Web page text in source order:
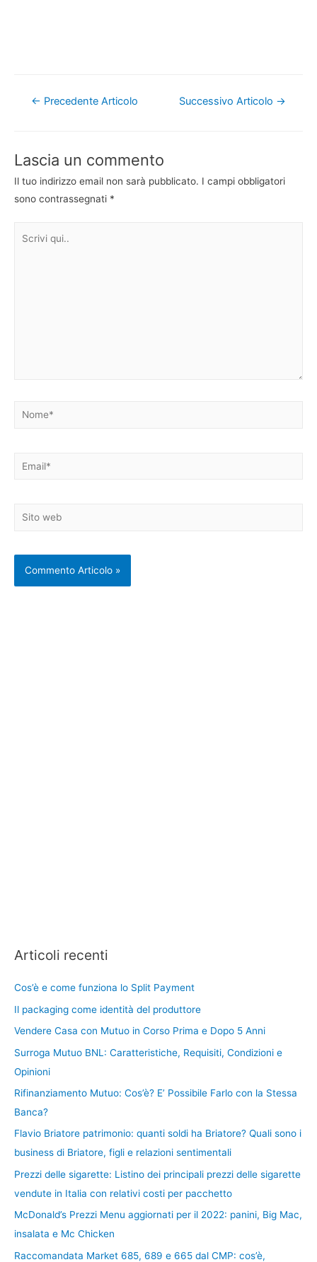
Navigazione
← Precedente Articolo Successivo Articolo →
Lascia un commento
Il tuo indirizzo email non sarà pubblicato. I campi obbligatori
sono contrassegnati *
Nome*
Email*
Sito
Articoli recenti
Cos’è e come funziona lo Split Payment
Il packaging come identità del produttore
Vendere Casa con Mutuo in Corso Prima e Dopo 5 Anni
Surroga Mutuo BNL: Caratteristiche, Requisiti, Condizioni e
Opinioni
Rifinanziamento Mutuo: Cos’è? E’ Possibile Farlo con la Stessa
Banca?
Flavio Briatore patrimonio: quanti soldi ha Briatore? Quali sono i
business di Briatore, figli e relazioni sentimentali
Prezzi delle sigarette: Listino dei principali prezzi delle sigarette
vendute in Italia con relativi costi per pacchetto
McDonald’s Prezzi Menu aggiornati per il 2022: panini, Big Mac,
insalata e Mc Chicken
Raccomandata Market 685, 689 e 665 dal CMP: cos’è,